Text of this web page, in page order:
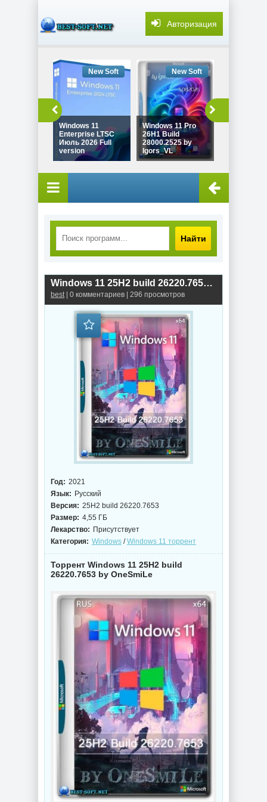
Авторизация
Windows 11
Enterprise LTSC
Июль 2026 Full
version
New Soft
Windows 11 Pro
26H1 Build
28000.2525 by
Igors_VL
New Soft
Найти
Windows 11 25H2 build 26220.7653 by OneSmiLe
best| 0 комментариев | 296 просмотров
Год: 2021
Язык: Русский
Версия: 25H2 build 26220.7653
Размер: 4,55 ГБ
Лекарство: Присутствует
Категория: Windows /Windows 11 торрент
Торрент Windows 11 25H2 build
26220.7653 by OneSmiLe